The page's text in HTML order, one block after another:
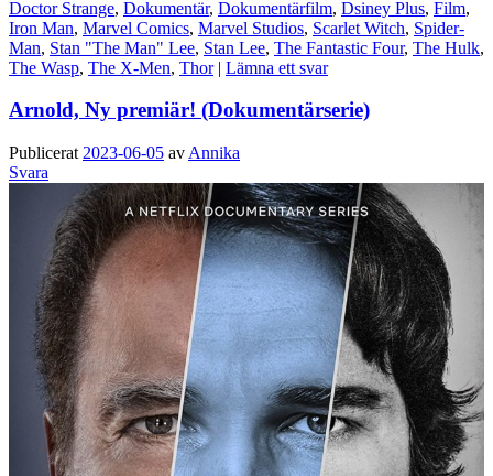
Doctor Strange, Dokumentär, Dokumentärfilm, Dsiney Plus, Film,
Iron Man, Marvel Comics, Marvel Studios, Scarlet Witch, Spider-
Man, Stan "The Man" Lee, Stan Lee, The Fantastic Four, The Hulk,
The Wasp, The X-Men, Thor | Lämna ett svar
Arnold, Ny premiär! (Dokumentärserie)
Publicerat 2023-06-05 av Annika
Svara